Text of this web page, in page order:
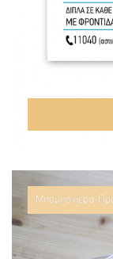
Μπομπονιέρα-